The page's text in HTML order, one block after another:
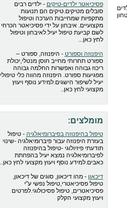
פסיכיאטר ילדים-טיקים - ילדים רבים
סובלים מטיקים.טיקים הם תנועות
מתקפיות שמחייבות הערכה וטיפול
מקצועיים. איבחון על ידי פסיכיאטר הכרחי
לשם קביעת טיפול יעיל.לאיבחון וטיפול
לחץ כאן...
היפנוזה וספורט - היפנוזה, ספורט –
ספורט תחרותי מחייב חוסן מנטלי,יכולת
ריכוז גבוהה ואפשרות החלמה גבוהה
מפגיעות ספורט. היפנוזה מהווה כלי טיפולי
יעיל לשיפור הישגים.למידע נוסף ויעוץ
מקצועי לחץ כאן..
מומלצים:
טיפול בהיפנוזה בפיברומיאלגיה - טיפול
בעזרת היפנוזה עבור פיברומיאלגיה -שינוי
תודעתי פיזיולוגי -טיפול בהיפנוזה
לפיברומיאלגיה נמצא יעיל בהפחתת
כאבים.למידע נוסף ויעוץ מקצועי לחץ כאן..
דיכאון - מהו דיכאון, סוגים של דיכאון,
טיפול פסיכיאטרי,טיפול נפשי ע"י
פסיכיאטרים, טיפול פסיכולוגי.לפרטים
ויעוץ מקצועי הקלק